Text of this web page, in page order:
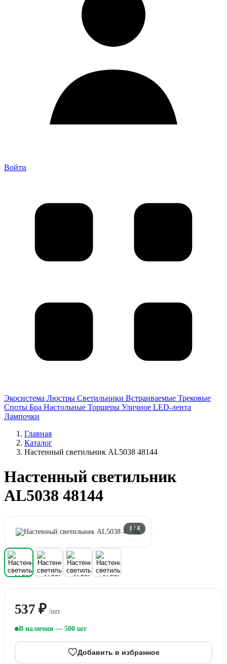
Войти
Экосистема Люстры Светильники Встраиваемые Трековые
Споты Бра Настольные Торшеры Уличное LED-лента
Лампочки
Главная
Каталог
Настенный светильник AL5038 48144
Настенный светильник
AL5038 48144
1/ 4
537 ₽ /шт
В наличии — 500 шт
Добавить в избранное